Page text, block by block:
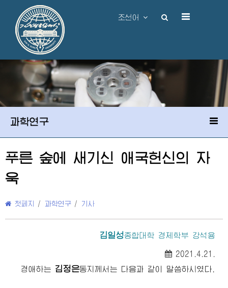
조선어
과학연구
푸른 숲에 새기신 애국헌신의 자
욱
첫페지 / 과학연구 / 기사
김일성종합대학 경제학부 강석용
2021.4.21.
경애하는 김정은동지 께서는 다음과 같이 말씀하시였다.